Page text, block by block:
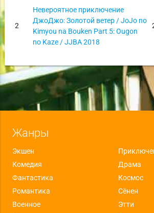
2
Невероятное приключение
ДжоДжо: Золотой ветер / JoJo no
Kimyou na Bouken Part 5: Ougon
no Kaze / JJBA 2018
Жанры
Экшен
Комедия
Драма
Фантастика
Космос
Романтика
Сёнен
Военное
Этти